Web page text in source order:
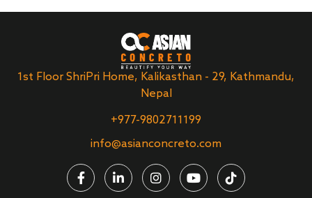
1st Floor ShriPri Home, Kalikasthan - 29, Kathmandu,
Nepal
+977-9802711199
info@asianconcreto.com